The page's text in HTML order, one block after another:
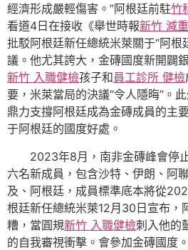
經濟形成嚴輕傷害。”阿根廷前駐竹
看道4日在接收《舉世時報新竹 減
批駁阿根廷新任總統米萊關于“阿根
議。他尤其誇大，金磚國度新開闢
新竹 入職健檢孩子和員工診所 健檢
要，米萊當局的決議“令人隱晦”。
鼎力支撐阿根廷成為金磚成員的主
于阿根廷的國度好處。
2023年8月，南非金磚峰會停
六名新成員，包含沙特、伊朗、阿
及、阿根廷，成員標準底本將從
根廷新任總統米萊12月30日宣布，
糟，當圓規新竹 入職健檢刺入他的
的自我審視衝擊。會參加金磚國度